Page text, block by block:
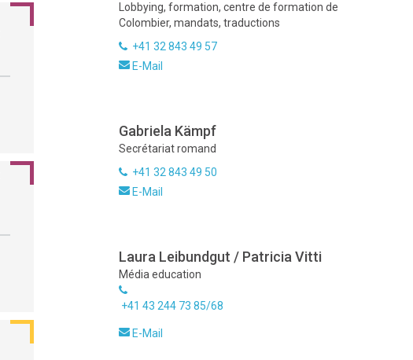
Lobbying, formation, centre de formation de
Colombier, mandats, traductions
+41 32 843 49 57
E-Mail
Gabriela Kämpf
Secrétariat romand
+41 32 843 49 50
E-Mail
Laura Leibundgut / Patricia Vitti
Média education
+41 43 244 73 85/68
E-Mail